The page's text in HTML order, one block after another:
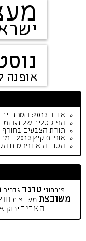
אופנה
אביב 2013: הטרנדים והצבעים שאתם חייבים בארון
הפיקסלים של נגה מן
תורת הצבעים בחורף 2013
אופנת קיץ 2013 - מחדשים את הארון
הסוד הוא בפרטים
פירחוני טרנד גברים
משובצת משבצות
האביב ירוק